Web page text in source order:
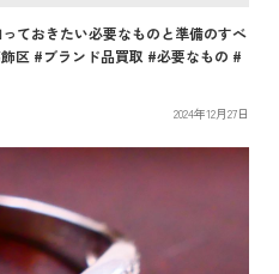
ておきたい必要なものと準備のすべ
区 #ブランド品買取 #必要なもの #
2024年12月27日